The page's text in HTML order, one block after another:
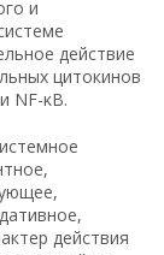
и
действие
цитокинов
NF-κB.
действия